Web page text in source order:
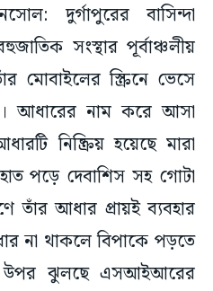
দুর্গাপুরের বাসিন্দা
সংস্থার পূর্বাঞ্চলীয়
মোবাইলের স্ক্রিনে ভেসে
আধারের নাম করে আসা
নিষ্ক্রিয় হয়েছে মারা
পড়ে দেবাশিস সহ গোটা
তাঁর আধার প্রায়ই ব্যবহার
না থাকলে বিপাকে পড়তে
উপর ঝুলছে এসআইআরের